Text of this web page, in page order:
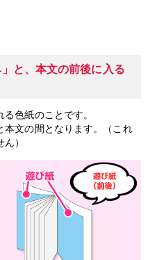
と、本文の前後に入る
色紙のことです。
本文の間となります。（これ
）